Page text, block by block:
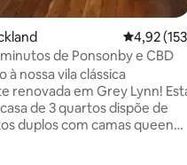
4,92 de
4,92
de Ponsonby e CBD
à nossa vila clássica
renovada em Grey Lynn!
de 3 quartos dispõe de
duplos com camas queen